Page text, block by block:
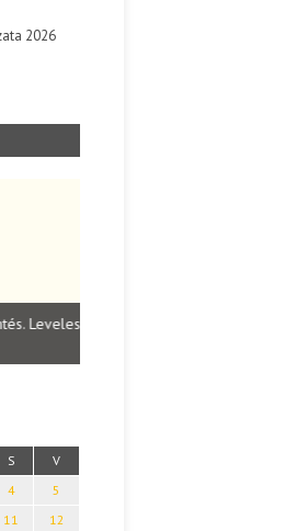
2026
Leveles
S V
4
5
11
12